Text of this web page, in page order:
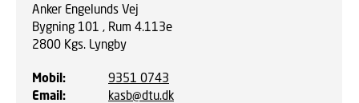
Anker Engelunds Vej
Bygning 101 , Rum 4.113e
2800 Kgs. Lyngby
Mobil:
9351 0743
Email:
kasb@dtu.dk